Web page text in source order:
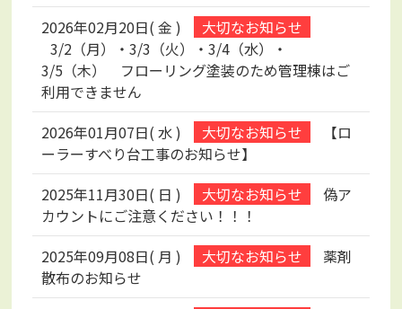
2026年02月20日( 金 )
3/2（月）・3/3（火）・3/4（水）・
3/5（木） フローリング塗装のため管理棟はご
利用できません
2026年01月07日( 水 )
【ロ
ーラーすべり台工事のお知らせ】
2025年11月30日( 日 )
偽ア
カウントにご注意ください！！！
2025年09月08日( 月 )
薬剤
散布のお知らせ